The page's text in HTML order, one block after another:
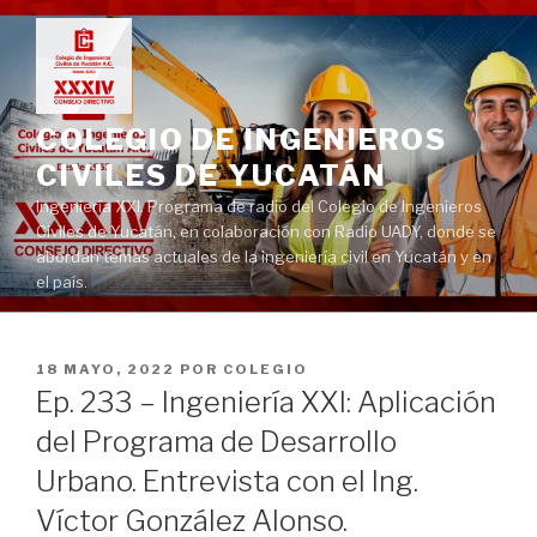
Ir
contenido
COLEGIO DE INGENIEROS
CIVILES DE YUCATÁN
Ingeniería XXI. Programa de radio del Colegio de Ingenieros
Civiles de Yucatán, en colaboración con Radio UADY, donde se
abordan temas actuales de la ingeniería civil en Yucatán y en
el país.
PUBLICADO
EN
18 MAYO, 2022 POR COLEGIO
Ep. 233 – Ingeniería XXI: Aplicación
del Programa de Desarrollo
Urbano. Entrevista con el Ing.
Víctor González Alonso.